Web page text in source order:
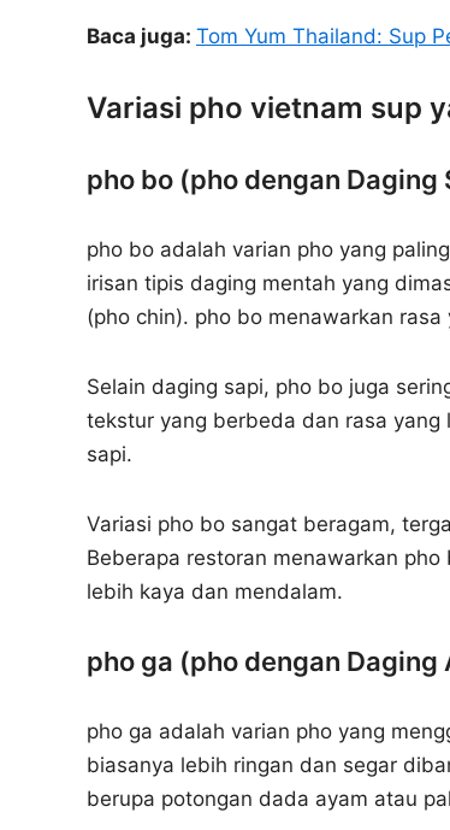
Baca juga: Tom Yum Thailand: Sup
Variasi pho vietnam sup
pho bo (pho dengan Daging
pho bo adalah varian pho yang
irisan tipis daging mentah yang
(pho chin). pho bo menawarkan
Selain daging sapi, pho bo juga
tekstur yang berbeda dan rasa
sapi.
Variasi pho bo sangat beragam,
Beberapa restoran menawarkan
lebih kaya dan mendalam.
pho ga (pho dengan Daging
pho ga adalah varian pho yang
biasanya lebih ringan dan segar
berupa potongan dada ayam atau